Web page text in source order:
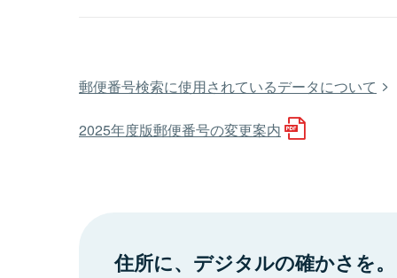
郵便番号検索に使用されているデータについて
2025年度版郵便番号の変更案内
住所に、デジタルの確かさを。